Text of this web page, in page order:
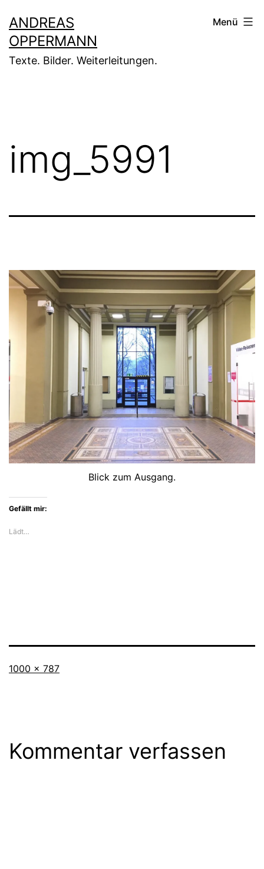
Inhalt
springen
ANDREAS
OPPERMANN
Texte. Bilder. Weiterleitungen.
Menü
img_5991
Blick zum Ausgang.
Gefällt mir:
Lädt…
Originalgröße
1000 × 787
Kommentar verfassen